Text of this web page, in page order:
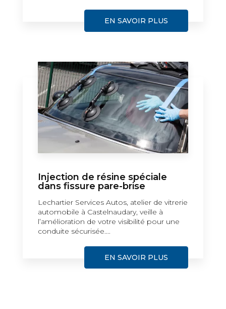
EN SAVOIR PLUS
Injection de résine spéciale
dans fissure pare-brise
Lechartier Services Autos, atelier de vitrerie
automobile à Castelnaudary, veille à
l’amélioration de votre visibilité pour une
conduite sécurisée....
EN SAVOIR PLUS